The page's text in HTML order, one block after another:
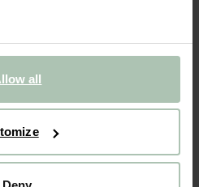
all
Boy. De blouse heeft
heeft de blouse een
print en multicolour